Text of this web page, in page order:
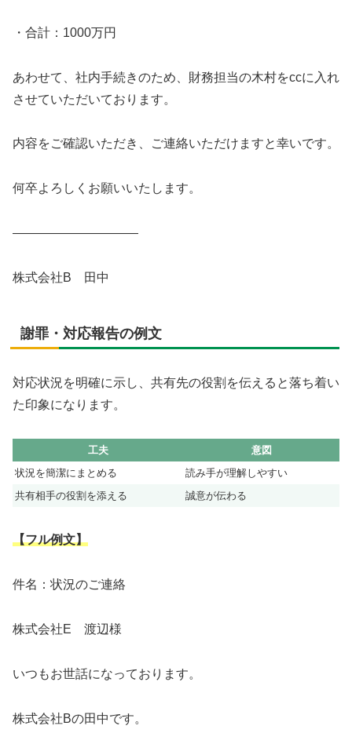
・合計：1000万円
あわせて、社内手続きのため、財務担当の木村をccに入れ
させていただいております。
内容をご確認いただき、ご連絡いただけますと幸いです。
何卒よろしくお願いいたします。
――――――――――
株式会社B 田中
謝罪・対応報告の例文
対応状況を明確に示し、共有先の役割を伝えると落ち着い
た印象になります。
工夫
意図
状況を簡潔にまとめる
読み手が理解しやすい
共有相手の役割を添える
誠意が伝わる
【フル例文】
件名：状況のご連絡
株式会社E 渡辺様
いつもお世話になっております。
株式会社Bの田中です。